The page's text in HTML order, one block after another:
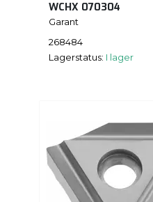
WCHX 070304
Garant
268484
Lagerstatus: I lager